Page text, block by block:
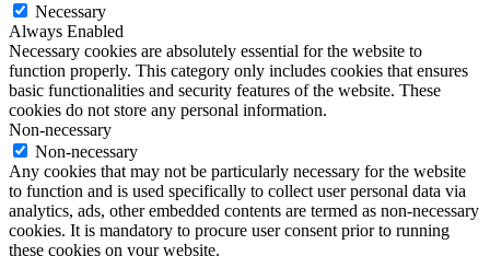
Necessary
Always Enabled
Necessary cookies are absolutely essential for the website to
function properly. This category only includes cookies that ensures
basic functionalities and security features of the website. These
cookies do not store any personal information.
Non-necessary
Non-necessary
Any cookies that may not be particularly necessary for the website
to function and is used specifically to collect user personal data via
analytics, ads, other embedded contents are termed as non-necessary
cookies. It is mandatory to procure user consent prior to running
these cookies on your website.